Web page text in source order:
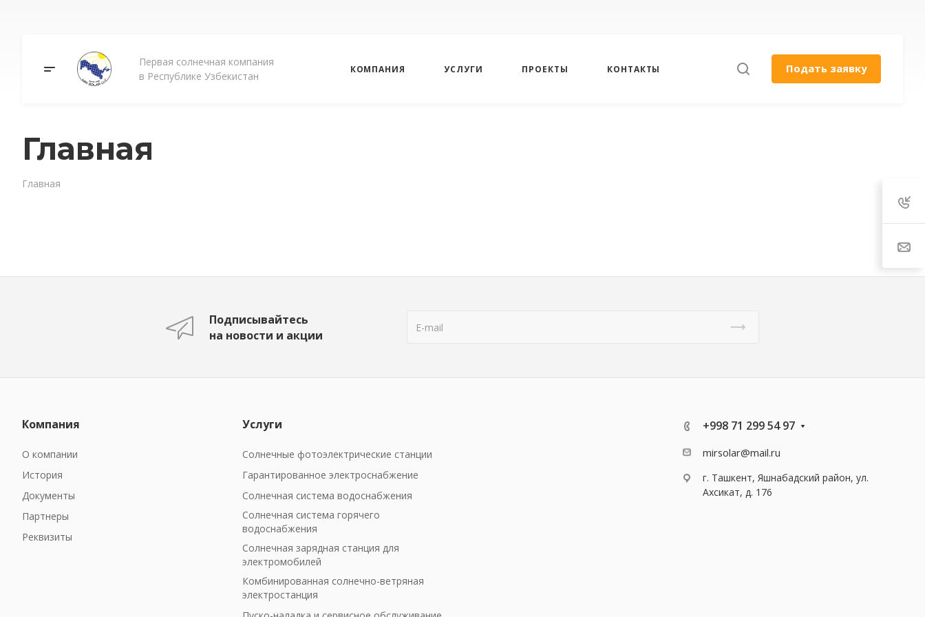
Первая солнечная компания
в Республике Узбекистан
КОМПАНИЯ УСЛУГИ ПРОЕКТЫ КОНТАКТЫ Подать заявку
Главная
Главная
Подписывайтесь
на новости и акции
Компания
О компании
История
Документы
Партнеры
Реквизиты
Услуги
Солнечные фотоэлектрические станции
Гарантированное электроснабжение
Солнечная система водоснабжения
Солнечная система горячего
водоснабжения
Солнечная зарядная станция для
электромобилей
Комбинированная солнечно-ветряная
электростанция
+998 71 299 54 97
mirsolar@mail.ru
г. Ташкент, Яшнабадский район, ул.
Ахсикат, д. 176